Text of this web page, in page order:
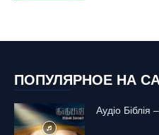
ПОПУЛЯРНОЕ НА
Аудіо Біблія